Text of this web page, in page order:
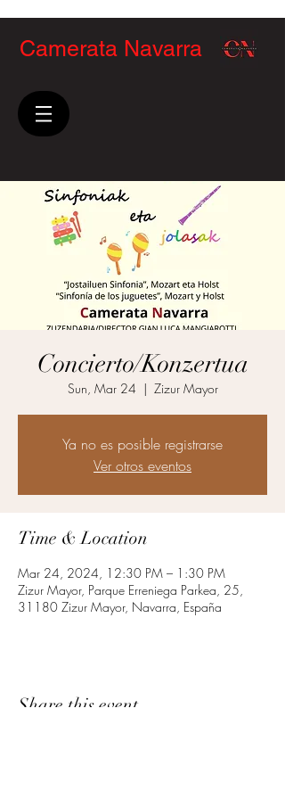
Camerata Navarra
Concierto/Konzertua
Sun, Mar 24
  |
Zizur Mayor
Ya no es posible registrarse
Ver otros eventos
Time & Location
Mar 24, 2024, 12:30 PM – 1:30 PM
Zizur Mayor, Parque Erreniega Parkea, 25,
31180 Zizur Mayor, Navarra, España
Share this event